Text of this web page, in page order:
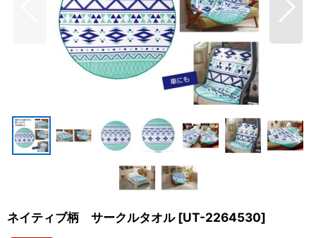
ネイティブ柄 サークルタオル [UT-2264530]